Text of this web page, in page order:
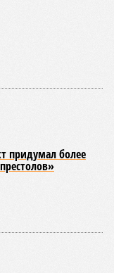
придумал более